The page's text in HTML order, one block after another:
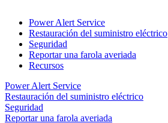
Power Alert Service
Restauración del suministro eléctrico
Seguridad
Reportar una farola averiada
Recursos
Power Alert Service
Restauración del suministro eléctrico
Seguridad
Reportar una farola averiada